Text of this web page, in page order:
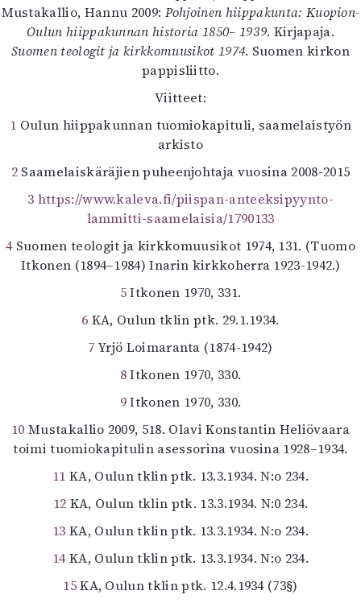
Mustakallio, Hannu 2009: Pohjoinen hiippakunta: Kuopion-
Oulun hiippakunnan historia 1850– 1939. Kirjapaja.
Suomen teologit ja kirkkomuusikot 1974. Suomen kirkon
pappisliitto.
Viitteet:
1 Oulun hiippakunnan tuomiokapituli, saamelaistyön
arkisto
2 Saamelaiskäräjien puheenjohtaja vuosina 2008-2015
3 https://www.kaleva.fi/piispan-anteeksipyynto-
lammitti-saamelaisia/1790133
4Suomen teologit ja kirkkomuusikot 1974, 131. (Tuomo
Itkonen (1894–1984) Inarin kirkkoherra 1923-1942.)
5Itkonen 1970, 331.
6 KA, Oulun tklin ptk. 29.1.1934.
7 Yrjö Loimaranta (1874-1942)
8Itkonen 1970, 330.
9Itkonen 1970, 330.
10 Mustakallio 2009, 518. Olavi Konstantin Heliövaara
toimi tuomiokapitulin asessorina vuosina 1928–1934.
11 KA, Oulun tklin ptk. 13.3.1934. N:o 234.
12 KA, Oulun tklin ptk. 13.3.1934. N:0 234.
13 KA, Oulun tklin ptk. 13.3.1934. N:o 234.
14KA, Oulun tklin ptk. 13.3.1934. N:o 234.
15KA, Oulun tklin ptk. 12.4.1934 (73§)